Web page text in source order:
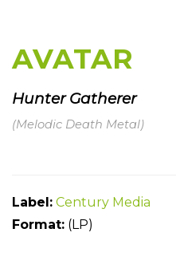
AVATAR
Hunter Gatherer
(Melodic Death Metal)
Label: Century Media
Format: (LP)